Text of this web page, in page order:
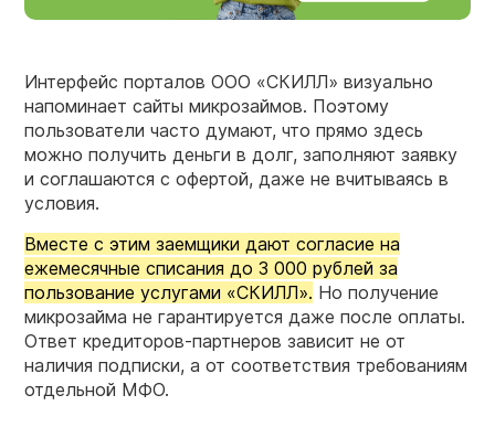
Интерфейс порталов ООО «СКИЛЛ» визуально
напоминает сайты микрозаймов. Поэтому
пользователи часто думают, что прямо здесь
можно получить деньги в долг, заполняют заявку
и соглашаются с офертой, даже не вчитываясь в
условия.
Вместе с этим заемщики дают согласие на
ежемесячные списания до 3 000 рублей за
пользование услугами «СКИЛЛ». Но получение
микрозайма не гарантируется даже после оплаты.
Ответ кредиторов-партнеров зависит не от
наличия подписки, а от соответствия требованиям
отдельной МФО.